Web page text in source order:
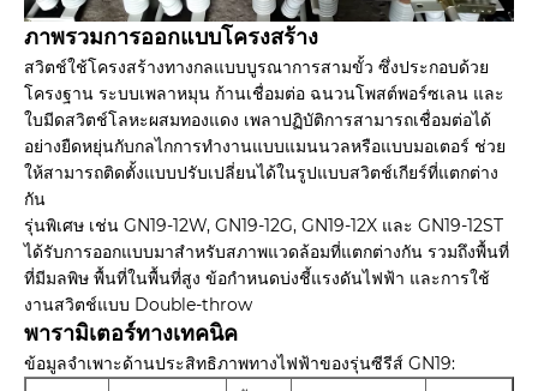
ภาพรวมการออกแบบโครงสร้าง
สวิตช์ใช้โครงสร้างทางกลแบบบูรณาการสามขั้ว ซึ่งประกอบด้วย
โครงฐาน ระบบเพลาหมุน ก้านเชื่อมต่อ ฉนวนโพสต์พอร์ซเลน และ
ใบมีดสวิตช์โลหะผสมทองแดง เพลาปฏิบัติการสามารถเชื่อมต่อได้
อย่างยืดหยุ่นกับกลไกการทำงานแบบแมนนวลหรือแบบมอเตอร์ ช่วย
ให้สามารถติดตั้งแบบปรับเปลี่ยนได้ในรูปแบบสวิตช์เกียร์ที่แตกต่าง
กัน
รุ่นพิเศษ เช่น GN19-12W, GN19-12G, GN19-12X และ GN19-12ST
ได้รับการออกแบบมาสำหรับสภาพแวดล้อมที่แตกต่างกัน รวมถึงพื้นที่
ที่มีมลพิษ พื้นที่ในพื้นที่สูง ข้อกำหนดบ่งชี้แรงดันไฟฟ้า และการใช้
งานสวิตช์แบบ Double-throw
พารามิเตอร์ทางเทคนิค
ข้อมูลจำเพาะด้านประสิทธิภาพทางไฟฟ้าของรุ่นซีรีส์ GN19: